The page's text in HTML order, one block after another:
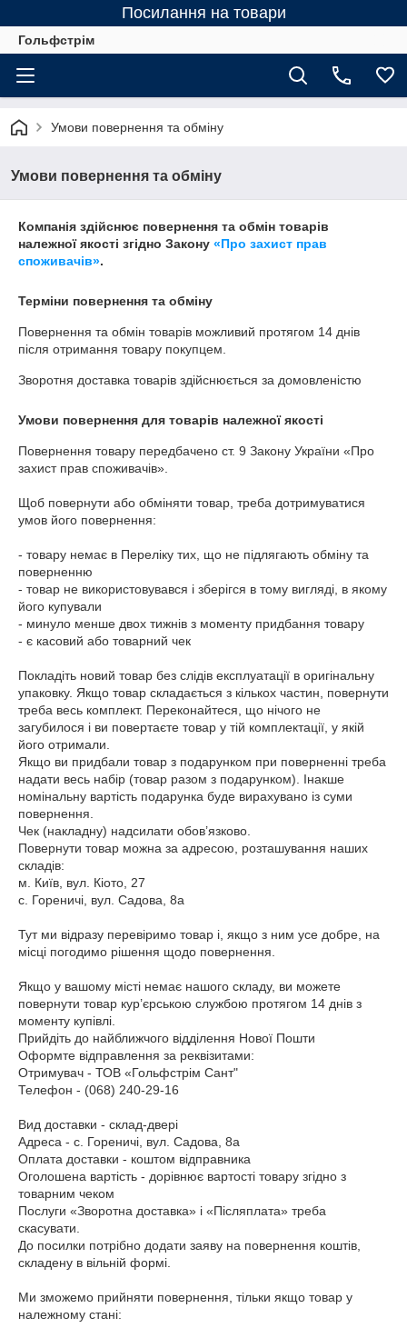
Посилання на товари
Гольфстрім
Умови повернення та обміну
Умови повернення та обміну
Компанія здійснює повернення та обмін товарів
належної якості згідно Закону «Про захист прав
споживачів».
Терміни повернення та обміну
Повернення та обмін товарів можливий протягом 14 днів
після отримання товару покупцем.
Зворотня доставка товарів здійснюється за домовленістю
Умови повернення для товарів належної якості
Повернення товару передбачено ст. 9 Закону України «Про
захист прав споживачів».
Щоб повернути або обміняти товар, треба дотримуватися
умов його повернення:
- товару немає в Переліку тих, що не підлягають обміну та
поверненню
- товар не використовувався і зберігся в тому вигляді, в якому
його купували
- минуло менше двох тижнів з моменту придбання товару
- є касовий або товарний чек
Покладіть новий товар без слідів експлуатації в оригінальну
упаковку. Якщо товар складається з кількох частин, повернути
треба весь комплект. Переконайтеся, що нічого не
загубилося і ви повертаєте товар у тій комплектації, у якій
його отримали.
Якщо ви придбали товар з подарунком при поверненні треба
надати весь набір (товар разом з подарунком). Інакше
номінальну вартість подарунка буде вирахувано із суми
повернення.
Чек (накладну) надсилати обов’язково.
Повернути товар можна за адресою, розташування наших
складів:
м. Київ, вул. Кіото, 27
с. Гореничі, вул. Садова, 8а
Тут ми відразу перевіримо товар і, якщо з ним усе добре, на
місці погодимо рішення щодо повернення.
Якщо у вашому місті немає нашого складу, ви можете
повернути товар кур’єрською службою протягом 14 днів з
моменту купівлі.
Прийдіть до найближчого відділення Нової Пошти
Оформте відправлення за реквізитами:
Отримувач - ТОВ «Гольфстрім Сант"
Телефон - (068) 240-29-16
Вид доставки - склад-двері
Адреса - с. Гореничі, вул. Садова, 8а
Оплата доставки - коштом відправника
Оголошена вартість - дорівнює вартості товару згідно з
товарним чеком
Послуги «Зворотна доставка» і «Післяплата» треба
скасувати.
До посилки потрібно додати заяву на повернення коштів,
складену в вільній формі.
Ми зможемо прийняти повернення, тільки якщо товар у
належному стані: